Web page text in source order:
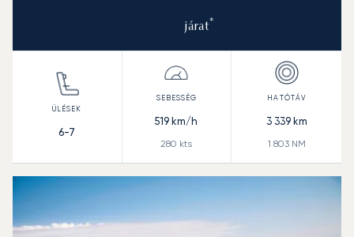
járat*
6-7
519 km/h
280 kts
3 339km
1 803NM